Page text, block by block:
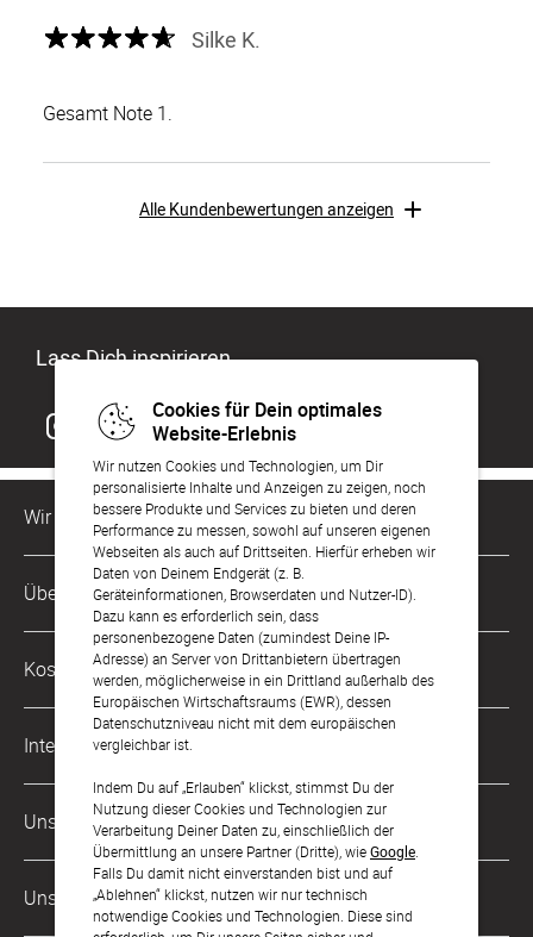
Cookies für Dein optimales
Website-Erlebnis
Wir nutzen Cookies und Technologien, um Dir
personalisierte Inhalte und Anzeigen zu zeigen, noch
bessere Produkte und Services zu bieten und deren
Performance zu messen, sowohl auf unseren eigenen
Webseiten als auch auf Drittseiten. Hierfür erheben wir
Daten von Deinem Endgerät (z. B.
Geräteinformationen, Browserdaten und Nutzer-ID).
Dazu kann es erforderlich sein, dass
personenbezogene Daten (zumindest Deine IP-
Adresse) an Server von Drittanbietern übertragen
werden, möglicherweise in ein Drittland außerhalb des
Europäischen Wirtschaftsraums (EWR), dessen
Datenschutzniveau nicht mit dem europäischen
vergleichbar ist.
Indem Du auf „Erlauben“ klickst, stimmst Du der
Nutzung dieser Cookies und Technologien zur
Verarbeitung Deiner Daten zu, einschließlich der
Übermittlung an unsere Partner (Dritte), wieGoogle
Falls Du damit nicht einverstanden bist und auf
„Ablehnen“ klickst, nutzen wir nur technisch
notwendige Cookies und Technologien. Diese sind
Silke K.
Gesamt Note 1.
Alle Kundenbewertungen anzeigen
Lass Dich inspirieren
Wir sind für Dich da
Kundenservice-Hotline
0049 221 956 725 10
Mo. - Fr. von 9 bis 17 Uhr
kontakt@sendmoments.at
Über Uns
Philosophie
Karriere
Impressum
AGB & Widerrufsrecht
Zahlung & Versand
Datenschutz
Barrierefreiheitserklärung
Kostenlose Services
Musterkarten
Digitale Gästelisten
FAQ & Hilfe
International
Deutschland
Schweiz
Frankreich
Unsere Zahlungsarten
Unsere Partner